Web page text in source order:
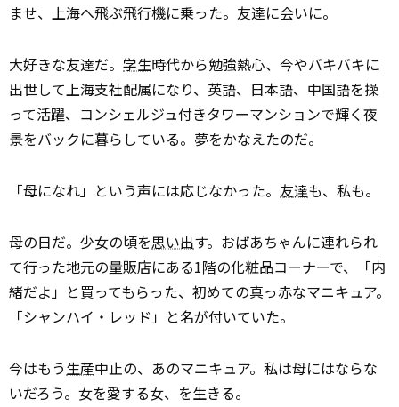
ませ、上海へ飛ぶ飛行機に乗った。友達に会いに。
大好きな友達だ。 学生時代から勉強熱心、今やバキバキに
出世して上海支社配属になり、英語、日本語、中国語を操
って活躍、コンシェルジュ付きタワーマンションで輝く夜
景をバックに暮らしている。夢をかなえたのだ。
「母になれ」という声には応じなかった。 友達も、私も。
母の日だ。少女の頃を思い出す。おばあちゃんに連れられ
て行った地元の量販店にある1階の化粧品コーナーで、「内
緒だよ」と買ってもらった、初めての真っ赤なマニキュア。
「シャンハイ・レッド」と名が付いていた。
今はもう生産中止の、あのマニキュア。私は母にはならな
いだろう。女を愛する女、を生きる。